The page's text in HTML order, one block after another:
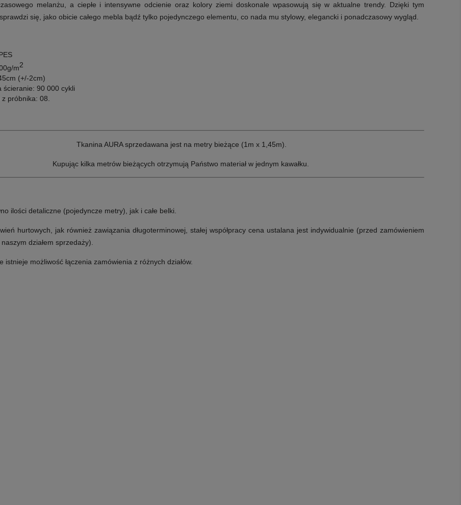
melanżu, a ciepłe i intensywne odcienie oraz kolory ziemi doskonale wpasowują się w aktualne trendy. Dzięki tym
się, jako obicie całego mebla bądź tylko pojedynczego elementu, co nada mu stylowy, elegancki i ponadczasowy wygląd.
m2
(+/-2cm)
ścieranie: 90 000 cykli
próbnika: 08.
Tkanina AURA sprzedawana jest na metry bieżące (1m x 1,45m).
Kupując kilka metrów bieżących otrzymują Państwo materiał w jednym kawałku.
ilości detaliczne (pojedyncze metry), jak i całe belki.
hurtowych, jak również zawiązania długoterminowej, stałej współpracy cena ustalana jest indywidualnie (przed zamówieniem
działem sprzedaży).
istnieje możliwość łączenia zamówienia z różnych działów.